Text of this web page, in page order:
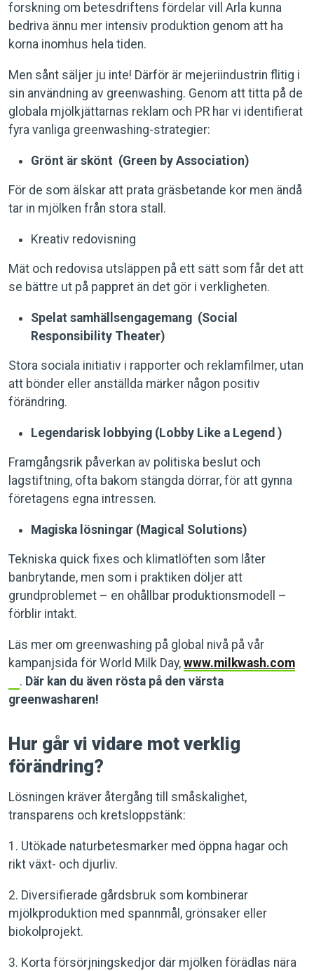
forskning om betesdriftens fördelar vill Arla kunna
bedriva ännu mer intensiv produktion genom att ha
korna inomhus hela tiden.
Men sånt säljer ju inte! Därför är mejeriindustrin flitig i
sin användning av greenwashing. Genom att titta på de
globala mjölkjättarnas reklam och PR har vi identifierat
fyra vanliga greenwashing-strategier:
Grönt är skönt (Green by Association)
För de som älskar att prata gräsbetande kor men ändå
tar in mjölken från stora stall.
Kreativ redovisning
Mät och redovisa utsläppen på ett sätt som får det att
se bättre ut på pappret än det gör i verkligheten.
Spelat samhällsengagemang (Social
Responsibility Theater)
Stora sociala initiativ i rapporter och reklamfilmer, utan
att bönder eller anställda märker någon positiv
förändring.
Legendarisk lobbying (Lobby Like a Legend )
Framgångsrik påverkan av politiska beslut och
lagstiftning, ofta bakom stängda dörrar, för att gynna
företagens egna intressen.
Magiska lösningar (Magical Solutions)
Tekniska quick fixes och klimatlöften som låter
banbrytande, men som i praktiken döljer att
grundproblemet – en ohållbar produktionsmodell –
förblir intakt.
Läs mer om greenwashing på global nivå på vår
kampanjsida för World Milk Day, www.milkwash.com
. Där kan du även rösta på den värsta
greenwasharen!
Hur går vi vidare mot verklig
förändring?
Lösningen kräver återgång till småskalighet,
transparens och kretsloppstänk:
1. Utökade naturbetesmarker med öppna hagar och
rikt växt- och djurliv.
2. Diversifierade gårdsbruk som kombinerar
mjölkproduktion med spannmål, grönsaker eller
biokolprojekt.
3. Korta försörjningskedjor där mjölken förädlas nära